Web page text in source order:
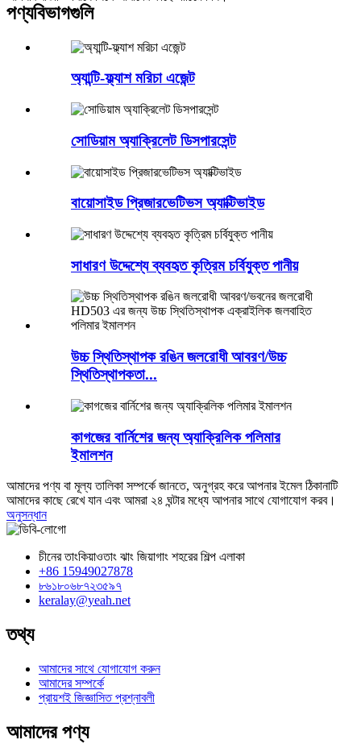
পণ্যবিভাগগুলি
অ্যান্টি-ফ্ল্যাশ মরিচা এজেন্ট
সোডিয়াম অ্যাক্রিলেট ডিসপারসেন্ট
বায়োসাইড প্রিজারভেটিভস অ্যাক্টিভাইড
সাধারণ উদ্দেশ্যে ব্যবহৃত কৃত্রিম চর্বিযুক্ত পানীয়
উচ্চ স্থিতিস্থাপক রঙিন জলরোধী আবরণ/উচ্চ
স্থিতিস্থাপকতা...
কাগজের বার্নিশের জন্য অ্যাক্রিলিক পলিমার
ইমালশন
আমাদের পণ্য বা মূল্য তালিকা সম্পর্কে জানতে, অনুগ্রহ করে আপনার ইমেল ঠিকানাটি
আমাদের কাছে রেখে যান এবং আমরা ২৪ ঘন্টার মধ্যে আপনার সাথে যোগাযোগ করব।
অনুসন্ধান
চীনের তাংকিয়াওতাং ঝাং জিয়াগাং শহরের শিল্প এলাকা
+86 15949027878
৮৬১৮০৬৮৭২৩৫৯৭
keralay@yeah.net
তথ্য
আমাদের সাথে যোগাযোগ করুন
আমাদের সম্পর্কে
প্রায়শই জিজ্ঞাসিত প্রশ্নাবলী
আমাদের পণ্য